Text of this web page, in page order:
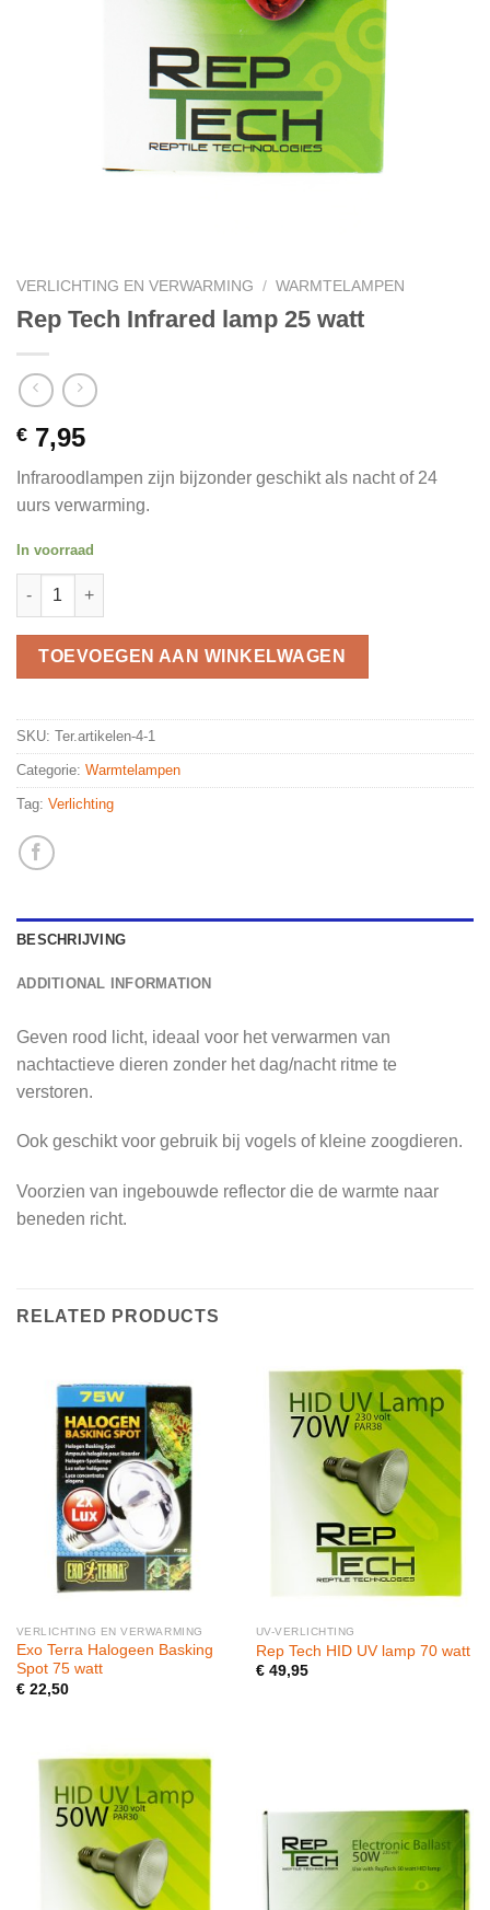
VERLICHTING EN VERWARMING / WARMTELAMPEN
Rep Tech Infrared lamp 25 watt
€ 7,95
Infraroodlampen zijn bijzonder geschikt als nacht of 24
uurs verwarming.
In voorraad
Rep Tech Infrared lamp 25 watt quantity
TOEVOEGEN AAN WINKELWAGEN
SKU: Ter.artikelen-4-1
Categorie: Warmtelampen
Tag: Verlichting
BESCHRIJVING
ADDITIONAL INFORMATION
Geven rood licht, ideaal voor het verwarmen van
nachtactieve dieren zonder het dag/nacht ritme te
verstoren.
Ook geschikt voor gebruik bij vogels of kleine zoogdieren.
Voorzien van ingebouwde reflector die de warmte naar
beneden richt.
RELATED PRODUCTS
VERLICHTING EN VERWARMING
Exo Terra Halogeen Basking
Spot 75 watt
€22,50
UV-VERLICHTING
Rep Tech HID UV lamp 70 watt
€49,95